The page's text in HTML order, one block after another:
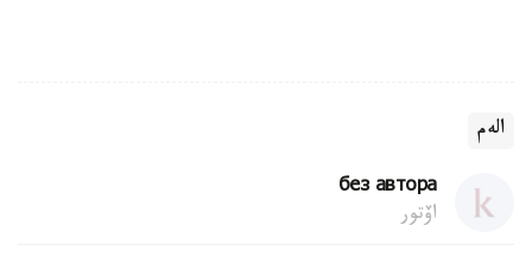
الەم
без автора
اۆتور